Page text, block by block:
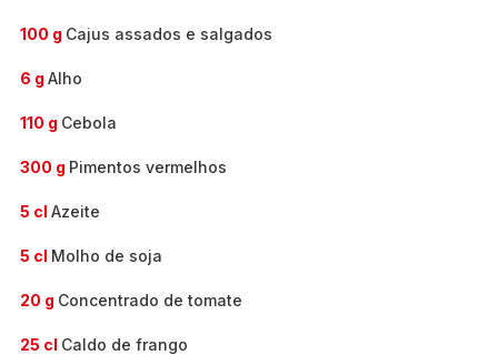
100 g Cajus assados e salgados
6 g Alho
110 g Cebola
300 g Pimentos vermelhos
5 cl Azeite
5 cl Molho de soja
20 g Concentrado de tomate
25 cl Caldo de frango